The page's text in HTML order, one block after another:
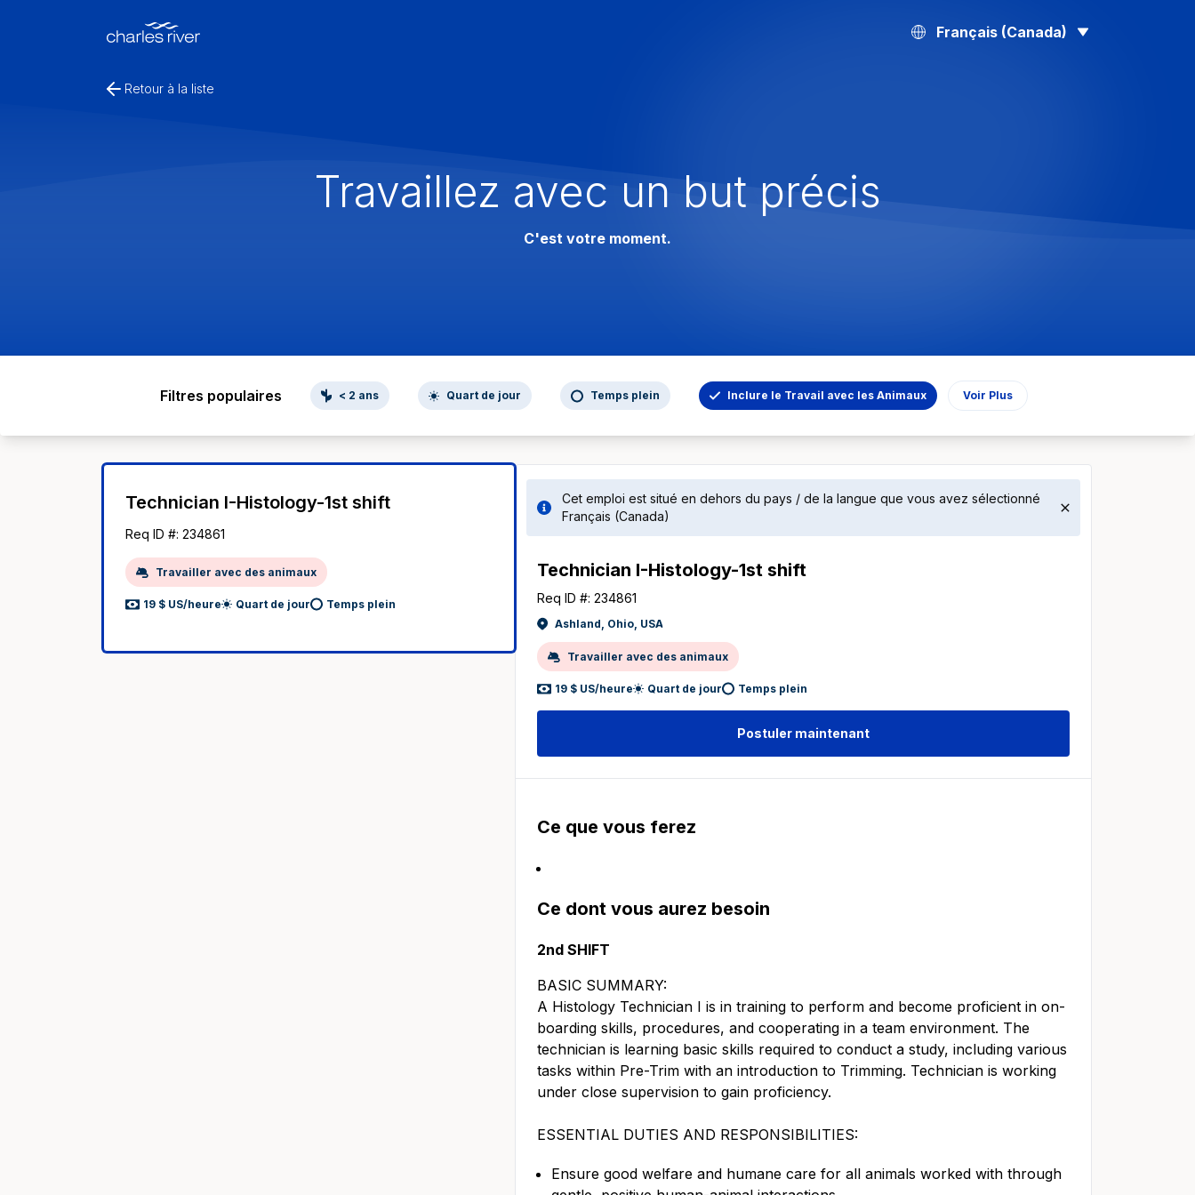
Français (Canada)
Retour à la liste
Travaillez avec un but précis
C'est votre moment.
Filtres populaires < 2 ans Quart de jour Temps plein Inclure le Travail avec les Animaux Voir Plus
Technician I-Histology-1st shift
Req ID #: 234861
Travailler avec des animaux
19 $ US/heure Quart de jour Temps plein
Cet emploi est situé en dehors du pays / de la langue que vous avez sélectionné
Français (Canada)
Technician I-Histology-1st shift
Req ID #: 234861
Ashland, Ohio, USA
Travailler avec des animaux
19 $ US/heure Quart de jour Temps plein
Postuler maintenant
Ce que vous ferez
Ce dont vous aurez besoin
2nd SHIFT
BASIC SUMMARY:
A Histology Technician I is in training to perform and become proficient in on-
boarding skills, procedures, and cooperating in a team environment. The
technician is learning basic skills required to conduct a study, including various
tasks within Pre-Trim with an introduction to Trimming. Technician is working
under close supervision to gain proficiency.
ESSENTIAL DUTIES AND RESPONSIBILITIES:
Ensure good welfare and humane care for all animals worked with through